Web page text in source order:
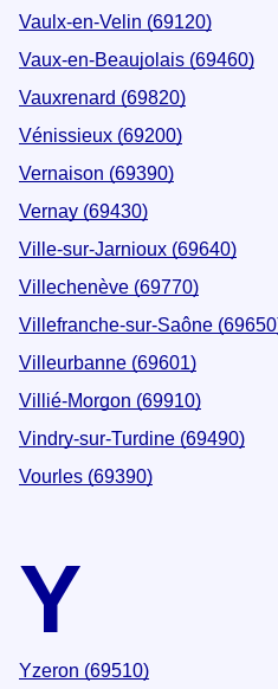
Vaulx-en-Velin (69120)
Vaux-en-Beaujolais (69460)
Vauxrenard (69820)
Vénissieux (69200)
Vernaison (69390)
Vernay (69430)
Ville-sur-Jarnioux (69640)
Villechenève (69770)
Villefranche-sur-Saône
Villeurbanne (69601)
Villié-Morgon (69910)
Vindry-sur-Turdine (69490)
Vourles (69390)
Y
Yzeron (69510)